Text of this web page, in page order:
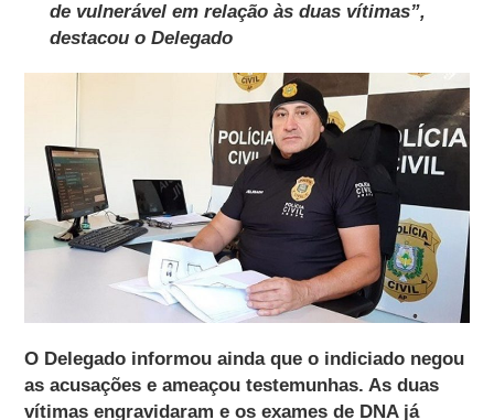
de vulnerável em relação às duas vítimas”,
destacou o Delegado
O Delegado informou ainda que o indiciado negou
as acusações e ameaçou testemunhas. As duas
vítimas engravidaram e os exames de DNA já